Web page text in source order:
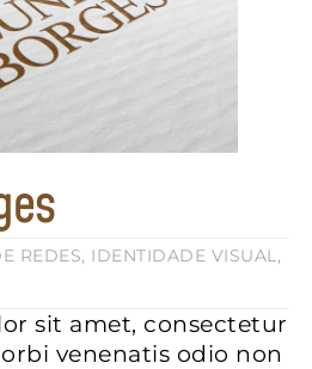
REDES, IDENTIDADE VISUAL,
sit amet, consectetur
venenatis odio non